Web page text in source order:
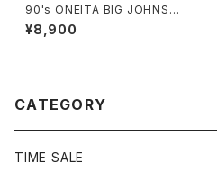
90's ONEITA BIG JOHNSO
N FINS ダイビング バックプリ
ント スラング シングルステッ
¥8,900
CATEGORY
TIME SALE